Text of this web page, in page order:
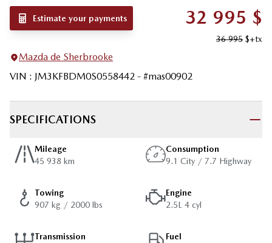
32 995 $
36 995$+tx
Estimate your payments
Mazda de Sherbrooke
VIN : JM3KFBDM0S0558442 - #mas00902
SPECIFICATIONS
Mileage
45 938 km
Consumption
9.1 City / 7.7 Highway
Towing
907 kg / 2000 lbs
Engine
2.5L 4 cyl
Transmission
Fuel